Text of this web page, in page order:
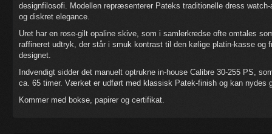
designfilosofi. Modellen repræsenterer Pateks traditionelle dress
og diskret elegance.
Uret har en rose-gilt opaline skive, som i samlerkredse ofte omtales
raffineret udtryk, der står i smuk kontrast til den kølige platin-kasse og
designet.
Indvendigt sidder det manuelt optrukne in-house Calibre 30-255 PS,
ca. 65 timer. Værket er udført med klassisk Patek-finish og kan nydes
Kommer med bokse, papirer og certifikat.